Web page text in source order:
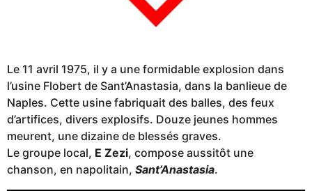
Le 11 avril 1975, il y a une formidable explosion dans
l’usine Flobert de Sant’Anastasia, dans la banlieue de
Naples. Cette usine fabriquait des balles, des feux
d’artifices, divers explosifs. Douze jeunes hommes
meurent, une dizaine de blessés graves.
Le groupe local, E Zezi, compose aussitôt une
chanson, en napolitain, Sant’Anastasia.